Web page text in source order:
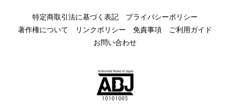
特定商取引法に基づく表記
プライバシーポリシー
著作権について
リンクポリシー 免責事項
ご利用ガイド
お問い合わせ